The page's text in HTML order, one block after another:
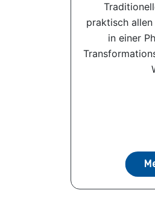
praktisch
in einer